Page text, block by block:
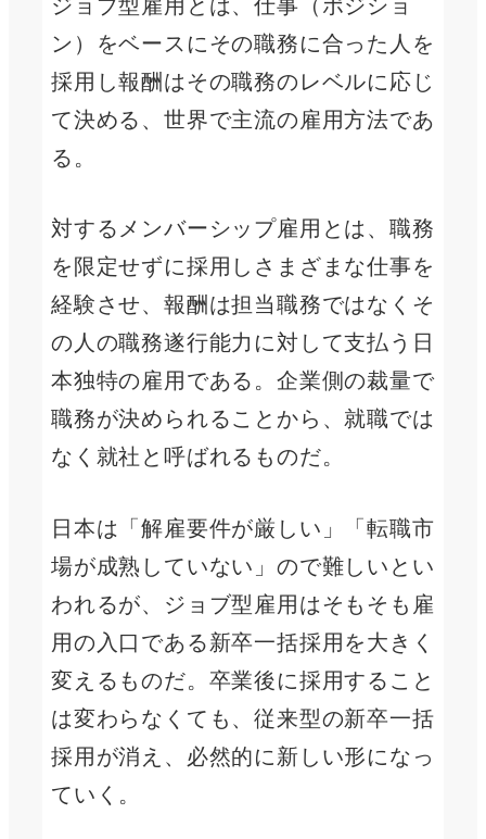
ジョブ型雇用とは、仕事（ポジショ
ン）をベースにその職務に合った人を
採用し報酬はその職務のレベルに応じ
て決める、世界で主流の雇用方法であ
る。
対するメンバーシップ雇用とは、職務
を限定せずに採用しさまざまな仕事を
経験させ、報酬は担当職務ではなくそ
の人の職務遂行能力に対して支払う日
本独特の雇用である。企業側の裁量で
職務が決められることから、就職では
なく就社と呼ばれるものだ。
日本は「解雇要件が厳しい」「転職市
場が成熟していない」ので難しいとい
われるが、ジョブ型雇用はそもそも雇
用の入口である新卒一括採用を大きく
変えるものだ。卒業後に採用すること
は変わらなくても、従来型の新卒一括
採用が消え、必然的に新しい形になっ
ていく。